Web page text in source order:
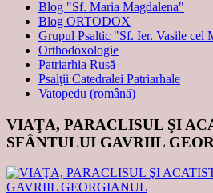
Blog "Sf. Maria Magdalena"
Blog ORTODOX
Grupul Psaltic "Sf. Ier. Vasile cel
Orthodoxologie
Patriarhia Rusă
Psalţii Catedralei Patriarhale
Vatopedu (română)
VIAŢA, PARACLISUL ŞI
SFÂNTULUI GAVRIIL